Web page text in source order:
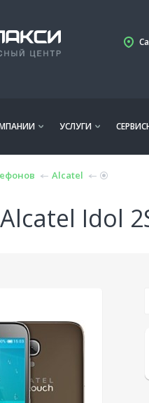
УСЛУГИ
Alcatel
Idol